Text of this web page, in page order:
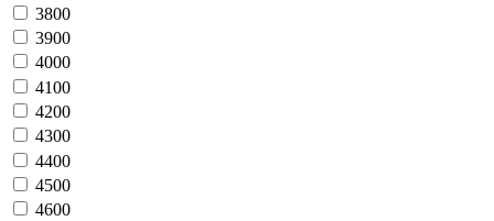
3800
3900
4000
4100
4200
4300
4400
4500
4600